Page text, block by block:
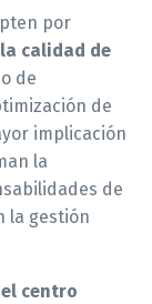
por
calidad de
de
de
implicación
la
de
la gestión
centro